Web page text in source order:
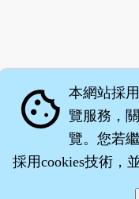
cookie 本網站採
覽服務，
覽。您若
採用cookies技術，